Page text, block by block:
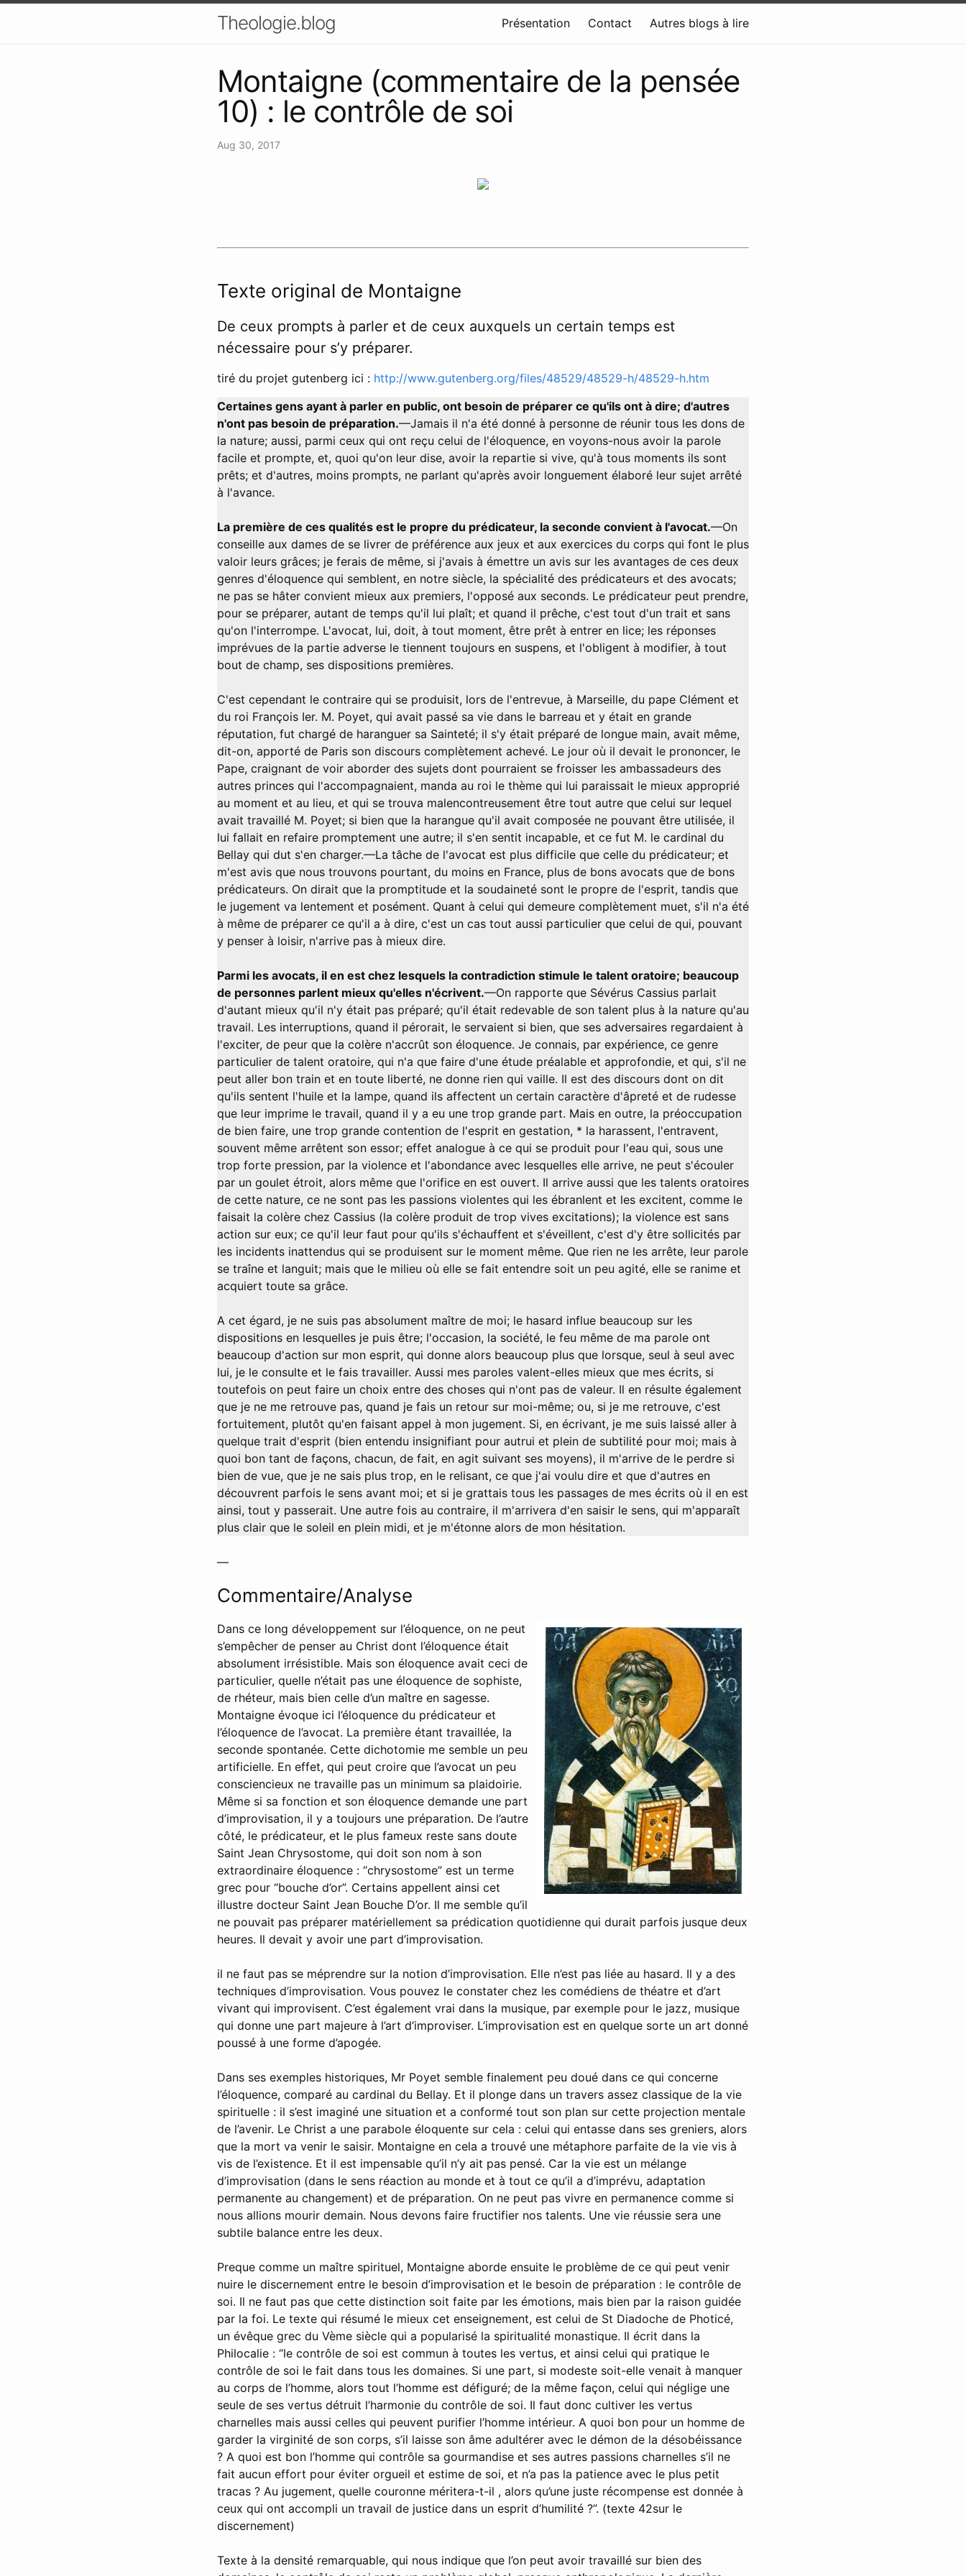
Theologie.blog Présentation Contact Autres blogs à lire
Montaigne (commentaire de la pensée
10) : le contrôle de soi
Aug 30, 2017
Texte original de Montaigne
De ceux prompts à parler et de ceux auxquels un certain temps est
nécessaire pour s’y préparer.
tiré du projet gutenberg ici : http://www.gutenberg.org/files/48529/48529-h/48529-h.htm
Certaines gens ayant à parler en public, ont besoin de préparer ce qu'ils ont à dire; d'autres
n'ont pas besoin de préparation.—Jamais il n'a été donné à personne de réunir tous les dons de
la nature; aussi, parmi ceux qui ont reçu celui de l'éloquence, en voyons-nous avoir la parole
facile et prompte, et, quoi qu'on leur dise, avoir la repartie si vive, qu'à tous moments ils sont
prêts; et d'autres, moins prompts, ne parlant qu'après avoir longuement élaboré leur sujet arrêté
à l'avance.
La première de ces qualités est le propre du prédicateur, la seconde convient à l'avocat.—On
conseille aux dames de se livrer de préférence aux jeux et aux exercices du corps qui font le plus
valoir leurs grâces; je ferais de même, si j'avais à émettre un avis sur les avantages de ces deux
genres d'éloquence qui semblent, en notre siècle, la spécialité des prédicateurs et des avocats;
ne pas se hâter convient mieux aux premiers, l'opposé aux seconds. Le prédicateur peut prendre,
pour se préparer, autant de temps qu'il lui plaît; et quand il prêche, c'est tout d'un trait et sans
qu'on l'interrompe. L'avocat, lui, doit, à tout moment, être prêt à entrer en lice; les réponses
imprévues de la partie adverse le tiennent toujours en suspens, et l'obligent à modifier, à tout
bout de champ, ses dispositions premières.
C'est cependant le contraire qui se produisit, lors de l'entrevue, à Marseille, du pape Clément et
du roi François Ier. M. Poyet, qui avait passé sa vie dans le barreau et y était en grande
réputation, fut chargé de haranguer sa Sainteté; il s'y était préparé de longue main, avait même,
dit-on, apporté de Paris son discours complètement achevé. Le jour où il devait le prononcer, le
Pape, craignant de voir aborder des sujets dont pourraient se froisser les ambassadeurs des
autres princes qui l'accompagnaient, manda au roi le thème qui lui paraissait le mieux approprié
au moment et au lieu, et qui se trouva malencontreusement être tout autre que celui sur lequel
avait travaillé M. Poyet; si bien que la harangue qu'il avait composée ne pouvant être utilisée, il
lui fallait en refaire promptement une autre; il s'en sentit incapable, et ce fut M. le cardinal du
Bellay qui dut s'en charger.—La tâche de l'avocat est plus difficile que celle du prédicateur; et
m'est avis que nous trouvons pourtant, du moins en France, plus de bons avocats que de bons
prédicateurs. On dirait que la promptitude et la soudaineté sont le propre de l'esprit, tandis que
le jugement va lentement et posément. Quant à celui qui demeure complètement muet, s'il n'a été
à même de préparer ce qu'il a à dire, c'est un cas tout aussi particulier que celui de qui, pouvant
y penser à loisir, n'arrive pas à mieux dire.
Parmi les avocats, il en est chez lesquels la contradiction stimule le talent oratoire; beaucoup
de personnes parlent mieux qu'elles n'écrivent.—On rapporte que Sévérus Cassius parlait
d'autant mieux qu'il n'y était pas préparé; qu'il était redevable de son talent plus à la nature qu'au
travail. Les interruptions, quand il pérorait, le servaient si bien, que ses adversaires regardaient à
l'exciter, de peur que la colère n'accrût son éloquence. Je connais, par expérience, ce genre
particulier de talent oratoire, qui n'a que faire d'une étude préalable et approfondie, et qui, s'il ne
peut aller bon train et en toute liberté, ne donne rien qui vaille. Il est des discours dont on dit
qu'ils sentent l'huile et la lampe, quand ils affectent un certain caractère d'âpreté et de rudesse
que leur imprime le travail, quand il y a eu une trop grande part. Mais en outre, la préoccupation
de bien faire, une trop grande contention de l'esprit en gestation, * la harassent, l'entravent,
souvent même arrêtent son essor; effet analogue à ce qui se produit pour l'eau qui, sous une
trop forte pression, par la violence et l'abondance avec lesquelles elle arrive, ne peut s'écouler
par un goulet étroit, alors même que l'orifice en est ouvert. Il arrive aussi que les talents oratoires
de cette nature, ce ne sont pas les passions violentes qui les ébranlent et les excitent, comme le
faisait la colère chez Cassius (la colère produit de trop vives excitations); la violence est sans
action sur eux; ce qu'il leur faut pour qu'ils s'échauffent et s'éveillent, c'est d'y être sollicités par
les incidents inattendus qui se produisent sur le moment même. Que rien ne les arrête, leur parole
se traîne et languit; mais que le milieu où elle se fait entendre soit un peu agité, elle se ranime et
acquiert toute sa grâce.
A cet égard, je ne suis pas absolument maître de moi; le hasard influe beaucoup sur les
dispositions en lesquelles je puis être; l'occasion, la société, le feu même de ma parole ont
beaucoup d'action sur mon esprit, qui donne alors beaucoup plus que lorsque, seul à seul avec
lui, je le consulte et le fais travailler. Aussi mes paroles valent-elles mieux que mes écrits, si
toutefois on peut faire un choix entre des choses qui n'ont pas de valeur. Il en résulte également
que je ne me retrouve pas, quand je fais un retour sur moi-même; ou, si je me retrouve, c'est
fortuitement, plutôt qu'en faisant appel à mon jugement. Si, en écrivant, je me suis laissé aller à
quelque trait d'esprit (bien entendu insignifiant pour autrui et plein de subtilité pour moi; mais à
quoi bon tant de façons, chacun, de fait, en agit suivant ses moyens), il m'arrive de le perdre si
bien de vue, que je ne sais plus trop, en le relisant, ce que j'ai voulu dire et que d'autres en
découvrent parfois le sens avant moi; et si je grattais tous les passages de mes écrits où il en est
ainsi, tout y passerait. Une autre fois au contraire, il m'arrivera d'en saisir le sens, qui m'apparaît
plus clair que le soleil en plein midi, et je m'étonne alors de mon hésitation.
—
Commentaire/Analyse
Dans ce long développement sur l’éloquence, on ne peut
s’empêcher de penser au Christ dont l’éloquence était
absolument irrésistible. Mais son éloquence avait ceci de
particulier, quelle n’était pas une éloquence de sophiste,
de rhéteur, mais bien celle d’un maître en sagesse.
Montaigne évoque ici l’éloquence du prédicateur et
l’éloquence de l’avocat. La première étant travaillée, la
seconde spontanée. Cette dichotomie me semble un peu
artificielle. En effet, qui peut croire que l’avocat un peu
consciencieux ne travaille pas un minimum sa plaidoirie.
Même si sa fonction et son éloquence demande une part
d’improvisation, il y a toujours une préparation. De l’autre
côté, le prédicateur, et le plus fameux reste sans doute
Saint Jean Chrysostome, qui doit son nom à son
extraordinaire éloquence : “chrysostome” est un terme
grec pour “bouche d’or”. Certains appellent ainsi cet
illustre docteur Saint Jean Bouche D’or. Il me semble qu’il
ne pouvait pas préparer matériellement sa prédication quotidienne qui durait parfois jusque deux
heures. Il devait y avoir une part d’improvisation.
il ne faut pas se méprendre sur la notion d’improvisation. Elle n’est pas liée au hasard. Il y a des
techniques d’improvisation. Vous pouvez le constater chez les comédiens de théatre et d’art
vivant qui improvisent. C’est également vrai dans la musique, par exemple pour le jazz, musique
qui donne une part majeure à l’art d’improviser. L’improvisation est en quelque sorte un art donné
poussé à une forme d’apogée.
Dans ses exemples historiques, Mr Poyet semble finalement peu doué dans ce qui concerne
l’éloquence, comparé au cardinal du Bellay. Et il plonge dans un travers assez classique de la vie
spirituelle : il s’est imaginé une situation et a conformé tout son plan sur cette projection mentale
de l’avenir. Le Christ a une parabole éloquente sur cela : celui qui entasse dans ses greniers, alors
que la mort va venir le saisir. Montaigne en cela a trouvé une métaphore parfaite de la vie vis à
vis de l’existence. Et il est impensable qu’il n’y ait pas pensé. Car la vie est un mélange
d’improvisation (dans le sens réaction au monde et à tout ce qu’il a d’imprévu, adaptation
permanente au changement) et de préparation. On ne peut pas vivre en permanence comme si
nous allions mourir demain. Nous devons faire fructifier nos talents. Une vie réussie sera une
subtile balance entre les deux.
Preque comme un maître spirituel, Montaigne aborde ensuite le problème de ce qui peut venir
nuire le discernement entre le besoin d’improvisation et le besoin de préparation : le contrôle de
soi. Il ne faut pas que cette distinction soit faite par les émotions, mais bien par la raison guidée
par la foi. Le texte qui résumé le mieux cet enseignement, est celui de St Diadoche de Photicé,
un évêque grec du Vème siècle qui a popularisé la spiritualité monastique. Il écrit dans la
Philocalie : “le contrôle de soi est commun à toutes les vertus, et ainsi celui qui pratique le
contrôle de soi le fait dans tous les domaines. Si une part, si modeste soit-elle venait à manquer
au corps de l’homme, alors tout l’homme est défiguré; de la même façon, celui qui néglige une
seule de ses vertus détruit l’harmonie du contrôle de soi. Il faut donc cultiver les vertus
charnelles mais aussi celles qui peuvent purifier l’homme intérieur. A quoi bon pour un homme de
garder la virginité de son corps, s’il laisse son âme adultérer avec le démon de la désobéissance
? A quoi est bon l’homme qui contrôle sa gourmandise et ses autres passions charnelles s’il ne
fait aucun effort pour éviter orgueil et estime de soi, et n’a pas la patience avec le plus petit
tracas ? Au jugement, quelle couronne méritera-t-il , alors qu’une juste récompense est donnée à
ceux qui ont accompli un travail de justice dans un esprit d’humilité ?”. (texte 42sur le
discernement)
Texte à la densité remarquable, qui nous indique que l’on peut avoir travaillé sur bien des